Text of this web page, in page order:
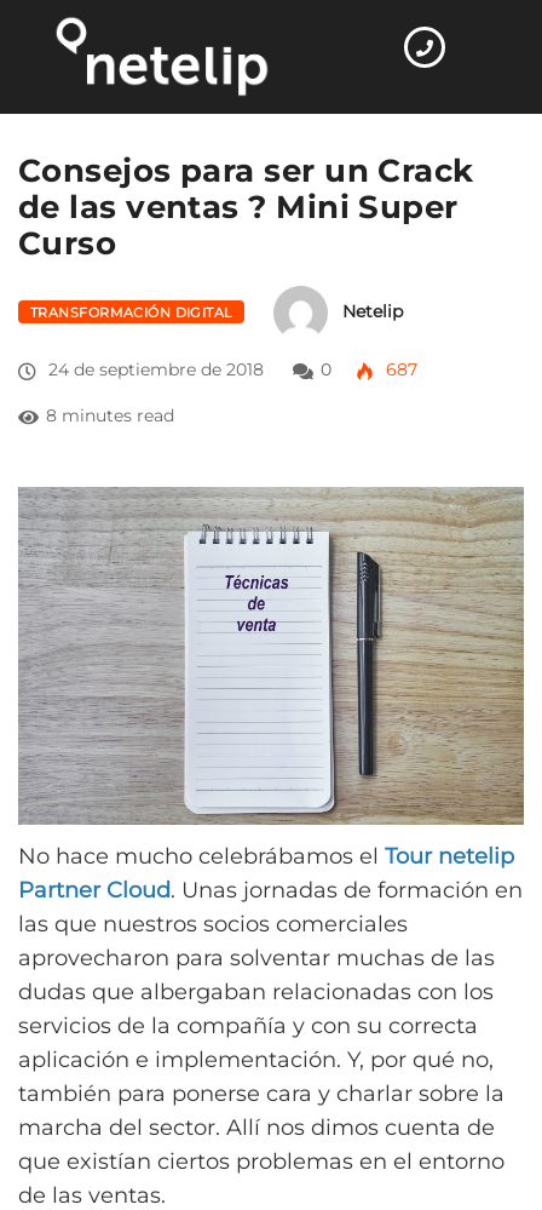
Home
Transformación digital
Consejos para ser…
Consejos para ser un Crack
de las ventas ? Mini Super
Curso
TRANSFORMACIÓN DIGITAL Netelip
24 de septiembre de 2018 0 687
8 minutes read
No hace mucho celebrábamos el Tour netelip
Partner Cloud. Unas jornadas de formación en
las que nuestros socios comerciales
aprovecharon para solventar muchas de las
dudas que albergaban relacionadas con los
servicios de la compañía y con su correcta
aplicación e implementación. Y, por qué no,
también para ponerse cara y charlar sobre la
marcha del sector. Allí nos dimos cuenta de
que existían ciertos problemas en el entorno
de las ventas.